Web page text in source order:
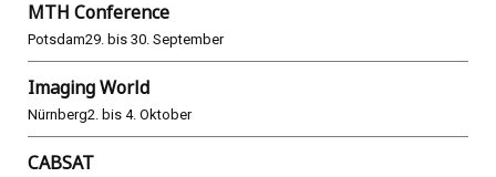
MTH Conference
Potsdam29. bis 30. September
Imaging World
Nürnberg2. bis 4. Oktober
CABSAT